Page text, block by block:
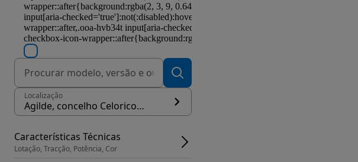
Localização
Agilde, concelho Celorico de Basto
Características Técnicas
Lotação, Tracção, Potência, Cor